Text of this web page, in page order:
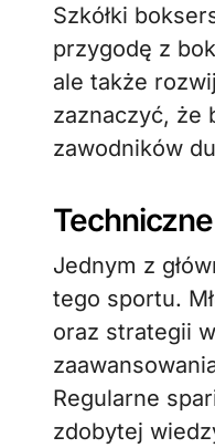
Szkółki
przygodę z
ale także
zaznaczyć, że
zawodników
Jednym z
tego sportu.
oraz strategii
Regularne
zdobytej